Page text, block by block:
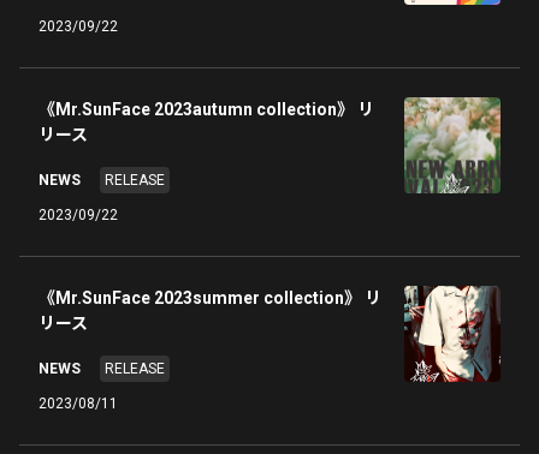
2023/09/22
《Mr.SunFace 2023autumn collection》 リ
リース
NEWS RELEASE
2023/09/22
《Mr.SunFace 2023summer collection》 リ
リース
NEWS RELEASE
2023/08/11